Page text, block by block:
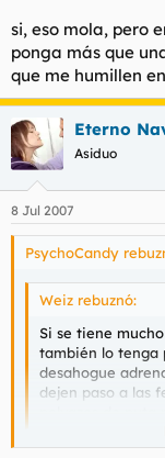
si, eso mola, pero
ponga más que
que me humillen
Eterno
Asiduo
8 Jul 2007
PsychoCandy
Weiz rebuznó:
Si se tiene
también lo tenga
desahogue
dejen paso a las
polvazos de